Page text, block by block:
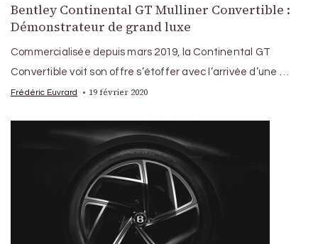
Bentley Continental GT Mulliner Convertible :
Démonstrateur de grand luxe
Commercialisée depuis mars 2019, la Continental GT
Convertible voit son offre s’étoffer avec l’arrivée d’une …
Frédéric Euvrard 19 février 2020